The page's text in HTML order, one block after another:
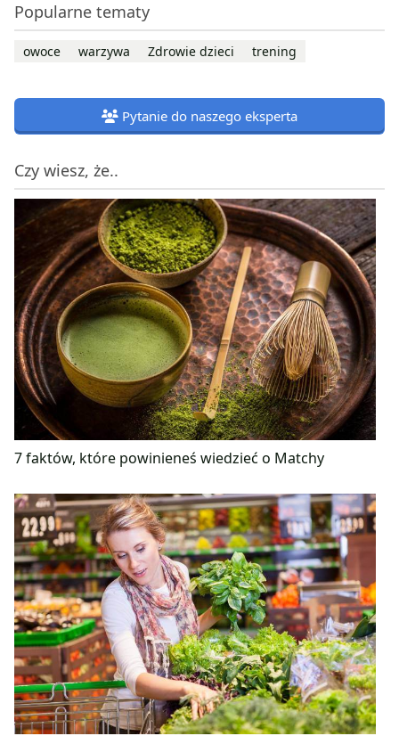
Popularne tematy
owoce warzywa Zdrowie dzieci trening
Pytanie do naszego eksperta
Czy wiesz, że..
7 faktów, które powinieneś wiedzieć o Matchy